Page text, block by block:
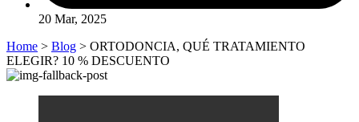
20 Mar, 2025
Home > Blog > ORTODONCIA, QUÉ TRATAMIENTO
ELEGIR? 10 % DESCUENTO